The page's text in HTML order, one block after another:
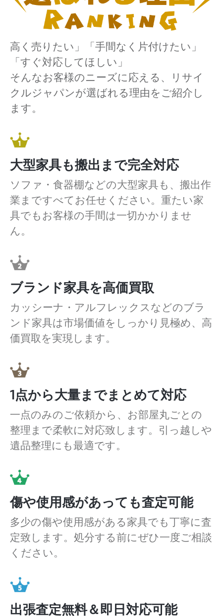
高く売りたい」「手間なく片付けたい」
「すぐ対応してほしい」
そんなお客様のニーズに応える、リサイ
クルジャパンが選ばれる理由をご紹介し
ます。
大型家具も搬出まで完全対応
ソファ・食器棚などの大型家具も、搬出作
業まですべてお任せください。重たい家
具でもお客様の手間は一切かかりませ
ん。
ブランド家具を高価買取
カッシーナ・アルフレックスなどのブラ
ンド家具は市場価値をしっかり見極め、高
価買取を実現します。
1点から大量までまとめて対応
一点のみのご依頼から、お部屋丸ごとの
整理まで柔軟に対応致します。引っ越しや
遺品整理にも最適です。
傷や使用感があっても査定可能
多少の傷や使用感がある家具でも丁寧に査
定致します。処分する前にぜひ一度ご相談
ください。
出張査定無料＆即日対応可能